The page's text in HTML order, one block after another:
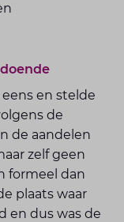
en stelde
de
de aandelen
zelf geen
formeel dan
plaats waar
en dus was de